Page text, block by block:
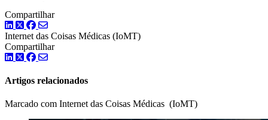
Compartilhar
LinkedIn
TwitterFacebook
Internet das Coisas Médicas (IoMT)
Compartilhar
LinkedIn
TwitterFacebook
Artigos relacionados
Marcado com Internet das Coisas Médicas (IoMT)